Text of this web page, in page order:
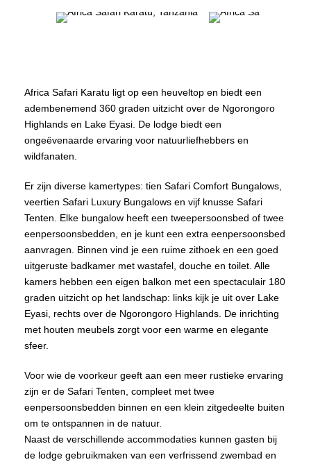
Africa Safari Karatu ligt op een heuveltop en biedt een
adembenemend 360 graden uitzicht over de Ngorongoro
Highlands en Lake Eyasi. De lodge biedt een
ongeëvenaarde ervaring voor natuurliefhebbers en
wildfanaten.
Er zijn diverse kamertypes: tien Safari Comfort Bungalows,
veertien Safari Luxury Bungalows en vijf knusse Safari
Tenten. Elke bungalow heeft een tweepersoonsbed of twee
eenpersoonsbedden, en je kunt een extra eenpersoonsbed
aanvragen. Binnen vind je een ruime zithoek en een goed
uitgeruste badkamer met wastafel, douche en toilet. Alle
kamers hebben een eigen balkon met een spectaculair 180
graden uitzicht op het landschap: links kijk je uit over Lake
Eyasi, rechts over de Ngorongoro Highlands. De inrichting
met houten meubels zorgt voor een warme en elegante
sfeer.
Voor wie de voorkeur geeft aan een meer rustieke ervaring
zijn er de Safari Tenten, compleet met twee
eenpersoonsbedden binnen en een klein zitgedeelte buiten
om te ontspannen in de natuur.
Naast de verschillende accommodaties kunnen gasten bij
de lodge gebruikmaken van een verfrissend zwembad en